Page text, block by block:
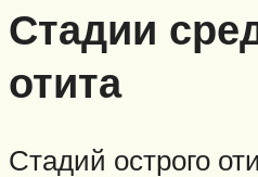
Стадии
отита
Стадий острого